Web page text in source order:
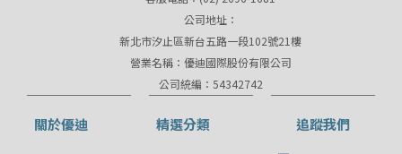
公司地址：
新北市汐止區新台五路一段102號21樓
營業名稱：優迪國際股份有限公司
公司統編：54342742
關於優迪 精選分類 追蹤我們